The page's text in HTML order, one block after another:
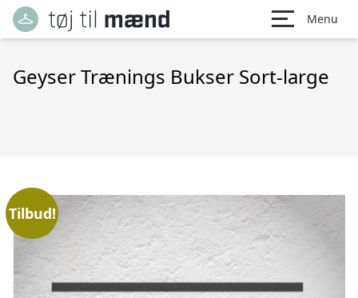
Menu
Geyser Trænings Bukser Sort-large
Tilbud!